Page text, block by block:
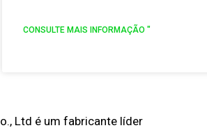
CONSULTE MAIS INFORMAÇÃO "
Ltd é um fabricante líder